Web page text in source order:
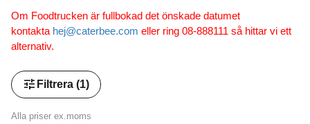
Om Foodtrucken är fullbokad det önskade datumet
kontakta hej@caterbee.com eller ring 08-888111 så hittar vi ett
alternativ.
tune Filtrera (1)
Alla priser ex.moms